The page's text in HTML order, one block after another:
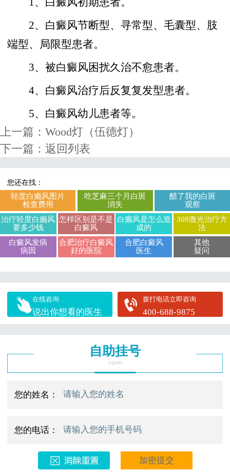
2、白癜风节断型、寻常型、毛囊型、肢
端型、局限型患者。
3、被白癜风困扰久治不愈患者。
4、白癜风治疗后反复复发型患者。
5、白癜风幼儿患者等。
上一篇： Wood灯（伍德灯）
下一篇： 返回列表
您还在找：
轻度白癞风图片
检查费用
吃芝麻三个月白斑
消失
醋了我的白斑
观察
治疗轻度白癞风
要多少钱
怎样区别是不是
白癜风
白癞风是怎么造
成的
308激光治疗方
法
白癜风发病
病因
合肥治疗白癜风
好的医院
合肥白癜风
医生
其他
疑问
在线咨询
说出你想看的医生
拨打电话立即咨询
400-688-9875
自助挂号
register
您的姓名：
您的电话：